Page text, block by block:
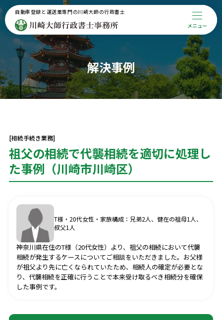
自動車登録と運送業専門の川崎大師の行政書士
メニュー
解決事例
[相続手続き業務]
祖父の相続で代襲相続を適切に処理し
た事例（川崎市川崎区）
T様・20代女性・家族構成：兄弟2人、健在の祖母1人、
叔父1人
神奈川県在住のT様（20代女性）より、祖父の相続において代襲
相続が発生するケースについてご相談をいただきました。お父様
が祖父より先に亡くなられていたため、相続人の確定が必要とな
り、代襲相続を正確に行うことで本来受け取るべき相続分を確保
した事例です。
メインメニュー
トップページ
事務所案内
代表プロフィール
解決事例
お役立ち記事
サービスメニュー
相続対策
特殊車両通行許可申請・関連
その他サービス一覧
プライバシーポリシー